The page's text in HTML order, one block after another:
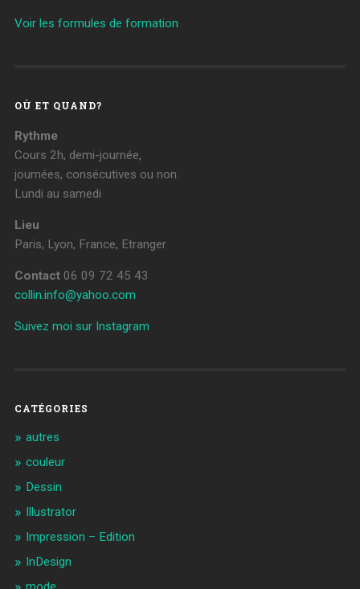
Voir les formules de formation
OÙ ET QUAND?
Rythme
Cours 2h, demi-journée,
journées, consécutives ou non.
Lundi au samedi
Lieu
Paris, Lyon, France, Etranger
Contact 06 09 72 45 43
collin.info@yahoo.com
Suivez moi sur Instagram
CATÉGORIES
autres
couleur
Dessin
Illustrator
Impression – Edition
InDesign